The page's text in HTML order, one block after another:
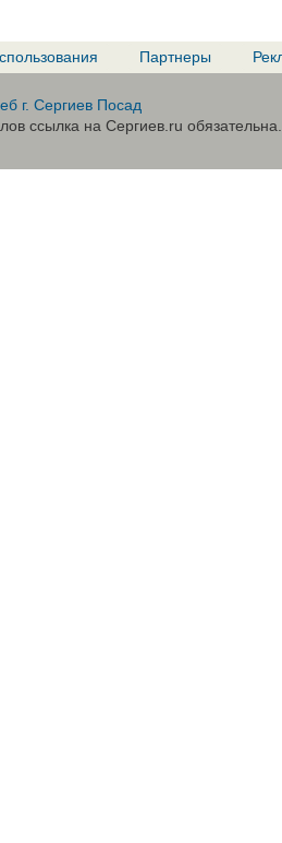
Партнеры
г. Сергиев Посад
ссылка на Сергиев.ru обязательна.